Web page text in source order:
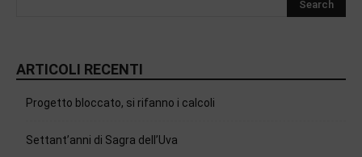
ARTICOLI RECENTI
Progetto bloccato, si rifanno i calcoli
Settant’anni di Sagra dell’Uva